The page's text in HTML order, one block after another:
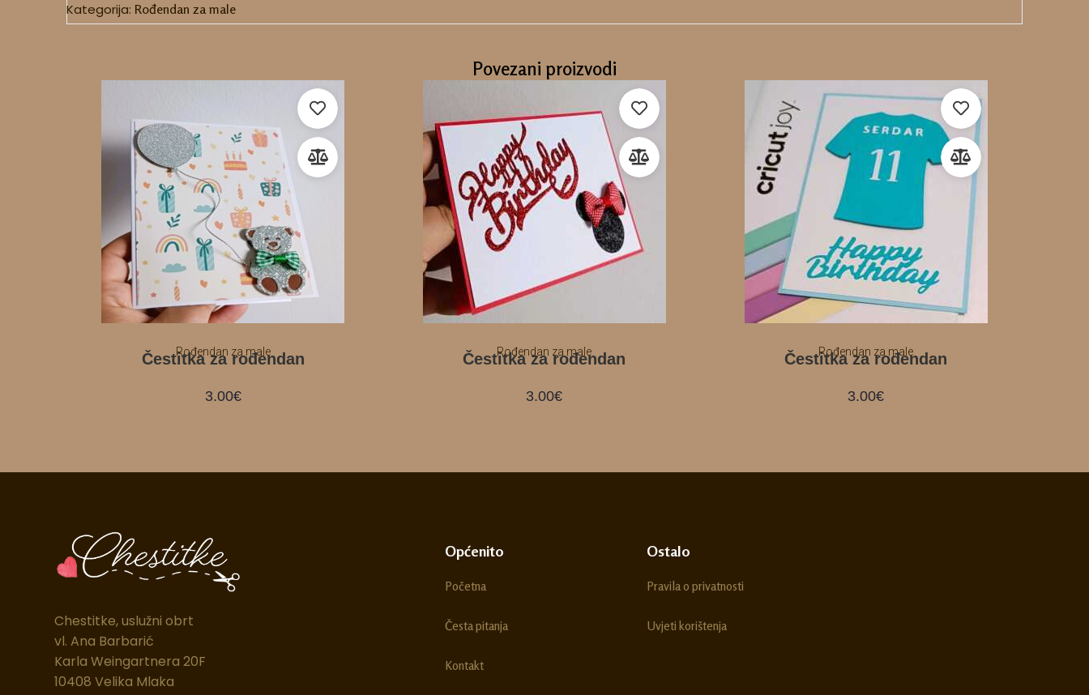
Kategorija: Rođendan za male
Povezani proizvodi
Rođendan za male
Čestitka za rođendan
3.00€
Rođendan za male
Čestitka za rođendan
3.00€
Rođendan za male
Čestitka za rođendan
3.00€
Chestitke, uslužni obrt
vl. Ana Barbarić
Karla Weingartnera 20F
10408 Velika Mlaka
Općenito
Početna
Česta pitanja
Kontakt
Ostalo
Pravila o privatnosti
Uvjeti korištenja